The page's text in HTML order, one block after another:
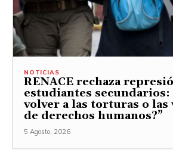
NOTICIAS
RENACE rechaza
estudiantes secundarios:
volver a las torturas o las
de derechos humanos?”
5 Agosto, 2026